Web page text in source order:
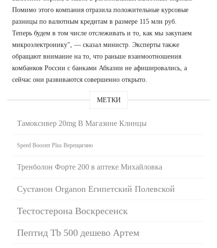
Помимо этого компания отразила положительные курсовые
разницы по валютным кредитам в размере 115 млн руб.
Теперь будем в том числе отслеживать и то, как мы закупаем
микроэлектронику", — сказал министр. Эксперты также
обращают внимание на то, что раньше взаимоотношения
комбанков России с банками Абхазии не афишировались, а
сейчас они развиваются совершенно открыто.
МЕТКИ
Тамоксивер 20mg В Магазине Клинцы
Speed Booster Plus Верещагино
Тренболон Форте 200 в аптеке Михайловка
Сустанон Organon Египетский Полевской
Тестостерона Воскресенск
Пептид Tb 500 дешево Артем